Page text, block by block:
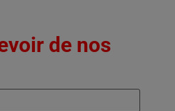
de nos